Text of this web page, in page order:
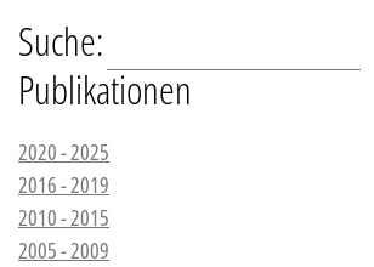
Suche:
Publikationen
2020 - 2025
2016 - 2019
2010 - 2015
2005 - 2009